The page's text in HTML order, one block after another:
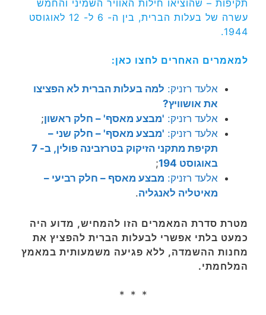
תקיפות – שהוציאו חילות האוויר השמיני והחמש
עשרה של בעלות הברית, בין ה- 6 ל- 12 לאוגוסט
1944.
למאמרים האחרים לחצו כאן:
אלעד רזניק: למה בעלות הברית לא הפציצו
את אושוויץ?
אלעד רזניק: 'מבצע מאסף' – חלק ראשון;
אלעד רזניק: 'מבצע מאסף' – חלק שני –
תקיפת מתקני הזיקוק בטרזבינה פולין, ב- 7
באוגוסט 194
;
אלעד רזניק: מבצע מאסף – חלק רביעי –
מאיטליה לאנגליה.
מטרת סדרת המאמרים הזו להמחיש, מדוע היה
כמעט בלתי אפשרי לבעלות הברית להפציץ את
מחנות ההשמדה, ללא פגיעה משמעותית במאמץ
המלחמתי.
* * *